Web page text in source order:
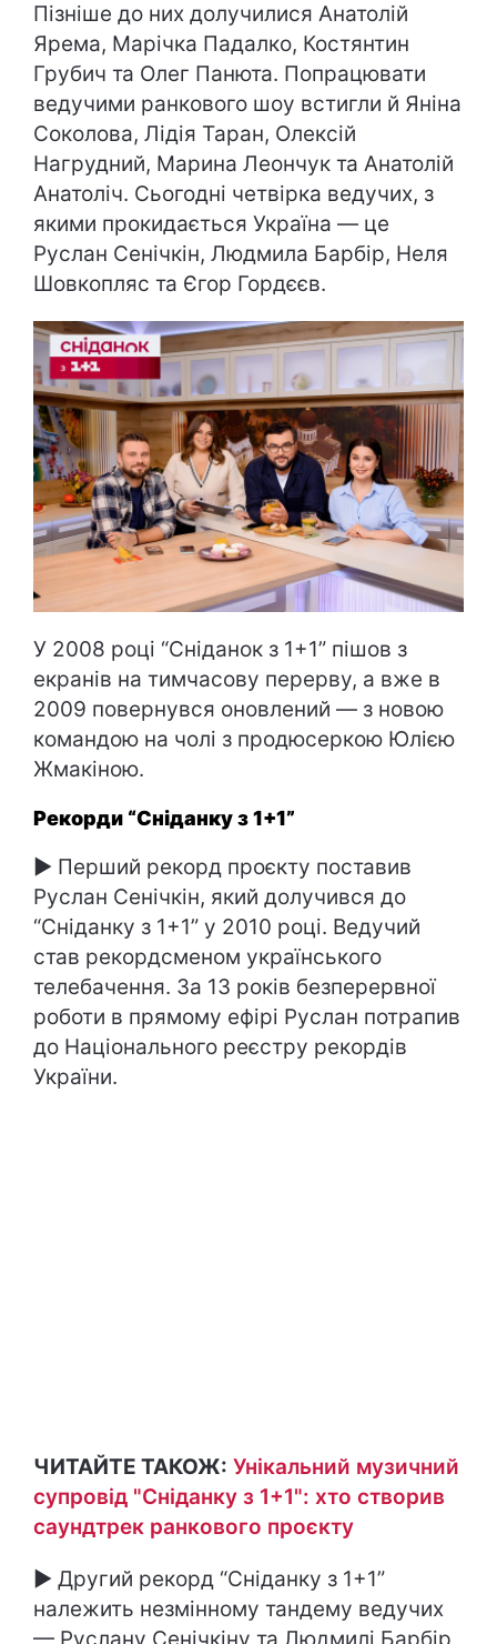
Пізніше до них долучилися Анатолій
Ярема, Марічка Падалко, Костянтин
Грубич та Олег Панюта. Попрацювати
ведучими ранкового шоу встигли й Яніна
Соколова, Лідія Таран, Олексій
Нагрудний, Марина Леончук та Анатолій
Анатоліч. Сьогодні четвірка ведучих, з
якими прокидається Україна — це
Руслан Сенічкін, Людмила Барбір, Неля
Шовкопляс та Єгор Гордєєв.
У 2008 році “Сніданок з 1+1” пішов з
екранів на тимчасову перерву, а вже в
2009 повернувся оновлений — з новою
командою на чолі з продюсеркою Юлією
Жмакіною.
Рекорди “Сніданку з 1+1”
► Перший рекорд проєкту поставив
Руслан Сенічкін, який долучився до
“Сніданку з 1+1” у 2010 році. Ведучий
став рекордсменом українського
телебачення. За 13 років безперервної
роботи в прямому ефірі Руслан потрапив
до Національного реєстру рекордів
України.
ЧИТАЙТЕ ТАКОЖ: Унікальний музичний
супровід "Сніданку з 1+1": хто створив
саундтрек ранкового проєкту
► Другий рекорд “Сніданку з 1+1”
належить незмінному тандему ведучих
— Руслану Сенічкіну та Людмилі Барбір,